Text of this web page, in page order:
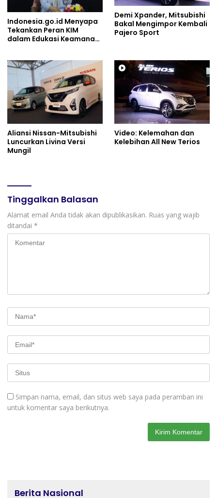
Indonesia.go.id Menyapa
Tekankan Peran KIM
dalam Edukasi Keamanan
Demi Xpander, Mitsubishi
Bakal Mengimpor Kembali
Pajero Sport
Aliansi Nissan-Mitsubishi
Luncurkan Livina Versi
Mungil
Video: Kelemahan dan
Kelebihan All New Terios
Tinggalkan Balasan
Alamat email Anda tidak akan dipublikasikan. Ruas yang wajib
ditandai *
Simpan nama, email, dan situs web saya pada peramban ini
untuk komentar saya berikutnya.
Berita Nasional